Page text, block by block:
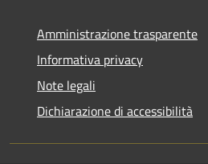
Amministrazione trasparente
Informativa privacy
Note legali
Dichiarazione di accessibilità